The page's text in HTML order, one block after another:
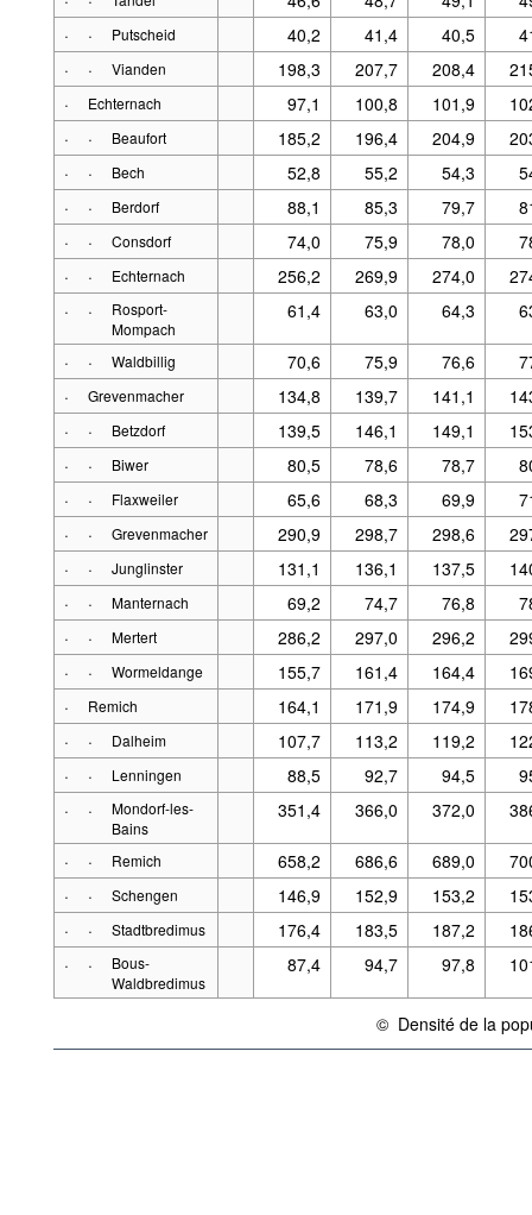
· · Putscheid 40,2 41,4 40,5
· · Vianden 198,3 207,7 208,4
·
Echternach 97,1 100,8 101,9
· · Beaufort 185,2 196,4 204,9
· · Bech 52,8 55,2 54,3
· · Berdorf 88,1 85,3 79,7
· · Consdorf 74,0 75,9 78,0
· · Echternach 256,2 269,9 274,0
· ·
Rosport-
Mompach
61,4 63,0 64,3
· · Waldbillig 70,6 75,9 76,6
·
Grevenmacher 134,8 139,7 141,1
· · Betzdorf 139,5 146,1 149,1
· · Biwer 80,5 78,6 78,7
· · Flaxweiler 65,6 68,3 69,9
· · Grevenmacher 290,9 298,7 298,6
· · Junglinster 131,1 136,1 137,5
· · Manternach 69,2 74,7 76,8
· · Mertert 286,2 297,0 296,2
· · Wormeldange 155,7 161,4 164,4
·
Remich 164,1 171,9 174,9
· · Dalheim 107,7 113,2 119,2
· · Lenningen 88,5 92,7 94,5
· ·
Mondorf-les-
Bains
351,4 366,0 372,0
· · Remich 658,2 686,6 689,0
· · Schengen 146,9 152,9 153,2
· · Stadtbredimus 176,4 183,5 187,2
· ·
Bous-
Waldbredimus
87,4 94,7 97,8
©
{link} Conditions
Densité de la